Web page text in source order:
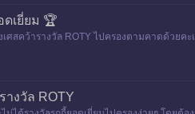
ดเยี่ยม 🏆
ศสคว้ารางวัล ROTY ไปครองตามคาดด้วยค
างวัล ROTY